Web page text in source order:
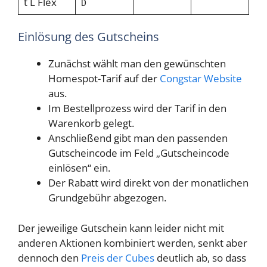
D
Einlösung des Gutscheins
Zunächst wählt man den gewünschten
Homespot-Tarif auf der Congstar Website
aus.
Im Bestellprozess wird der Tarif in den
Warenkorb gelegt.
Anschließend gibt man den passenden
Gutscheincode im Feld „Gutscheincode
einlösen“ ein.
Der Rabatt wird direkt von der monatlichen
Grundgebühr abgezogen.
Der jeweilige Gutschein kann leider nicht mit
anderen Aktionen kombiniert werden, senkt aber
dennoch den Preis der Cubes deutlich ab, so dass